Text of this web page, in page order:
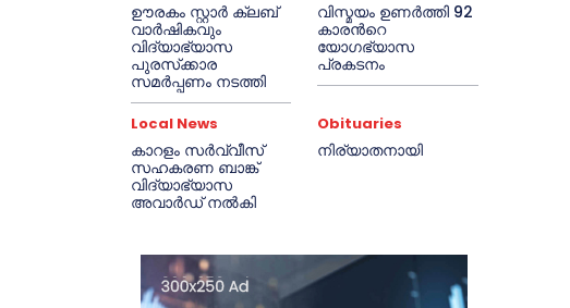
ഊരകം സ്റ്റാർ ക്ലബ്
വാർഷികവും
വിദ്യാഭ്യാസ
പുരസ്‌ക്കാര
സമർപ്പണം നടത്തി
വിസ്മയം ഉണർത്തി 92
കാരൻറെ
യോഗഭ്യാസ
പ്രകടനം
Local News
കാറളം സർവ്വീസ്
സഹകരണ ബാങ്ക്
വിദ്യാഭ്യാസ
അവാർഡ് നൽകി
Obituaries
നിര്യാതനായി